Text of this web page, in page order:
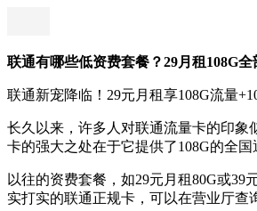
联通有哪些低资费套餐？29月租108G
联通新宠降临！29元月租享108G流量
长久以来，许多人对联通流量卡的印象
卡的强大之处在于它提供了108G的全
以往的资费套餐，如29元月租80G或
实打实的联通正规卡，可以在营业厅查